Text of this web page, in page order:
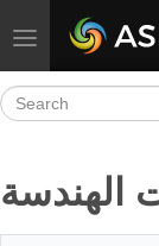
Toggle navigation
الهندسة